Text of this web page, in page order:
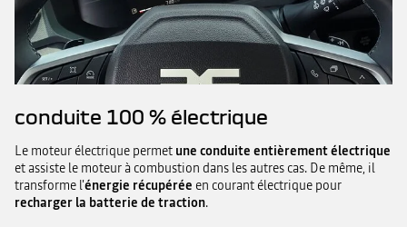
conduite 100 % électrique
Le moteur électrique permet une conduite entièrement électrique
et assiste le moteur à combustion dans les autres cas. De même, il
transforme l'énergie récupérée en courant électrique pour
recharger la batterie de traction.